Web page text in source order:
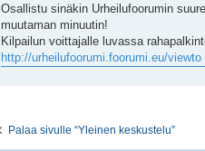
e
t
i
Osallistu sinäkin Urheilufoorumin
muutaman minuutin!
Kilpailun voittajalle luvassa
http://urheilufoorumi.foorumi.eu/
Palaa sivulle “Yleinen keskustelu”